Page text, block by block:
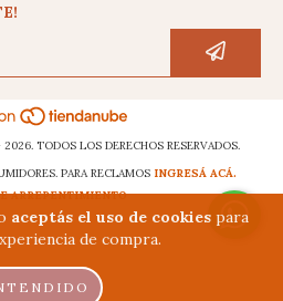
aceptás el uso de cookiespara
de compra.
TODOS LOS DERECHOS RESERVADOS.
PARA RECLAMOS INGRESÁ ACÁ.
ARREPENTIMIENTO